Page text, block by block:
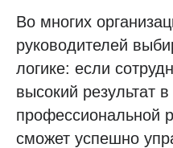
HRD
Во многих
руководителей
логике: если
высокий результат
профессиональной
сможет успешно